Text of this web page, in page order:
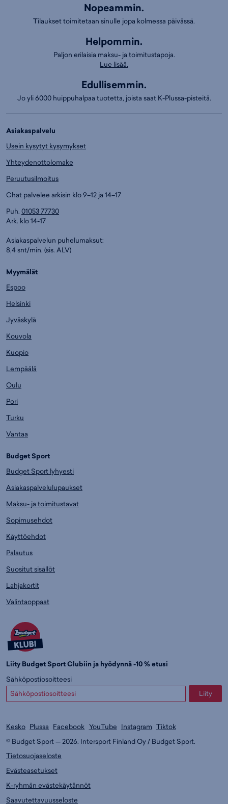
Nopeammin.
Tilaukset toimitetaan sinulle jopa kolmessa päivässä.
Helpommin.
Paljon erilaisia maksu- ja toimitustapoja.
Lue lisää.
Edullisemmin.
Jo yli 6000 huippuhalpaa tuotetta, joista saat K-Plussa-pisteitä.
Asiakaspalvelu
Usein kysytyt kysymykset
Yhteydenottolomake
Peruutusilmoitus
Chat palvelee arkisin klo 9–12 ja 14–17
Puh. 01053 77730
Ark. klo 14-17
Asiakaspalvelun puhelumaksut:
8,4 snt/min. (sis. ALV)
Myymälät
Espoo
Helsinki
Jyväskylä
Kouvola
Kuopio
Lempäälä
Oulu
Pori
Turku
Vantaa
Budget Sport
Budget Sport lyhyesti
Asiakaspalvelulupaukset
Maksu- ja toimitustavat
Sopimusehdot
Käyttöehdot
Palautus
Suositut sisällöt
Lahjakortit
Valintaoppaat
Liity Budget Sport Clubiin ja hyödynnä -10 % etusi
Sähköpostiosoitteesi
Liity
Kesko Plussa Facebook YouTube Instagram Tiktok
© Budget Sport — 2026. Intersport Finland Oy / Budget Sport.
Tietosuojaseloste
Evästeasetukset
K-ryhmän evästekäytännöt
Saavutettavuusseloste